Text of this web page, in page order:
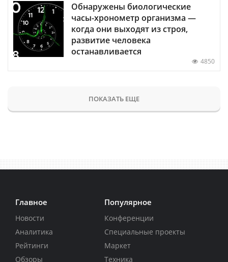
Обнаружены биологические
часы-хронометр организма —
когда они выходят из строя,
развитие человека
останавливается
4850
ПОКАЗАТЬ ЕЩЕ
Главное
Новости
Аналитика
Рейтинги
Обзоры
Популярное
Конференции
Специальные проекты
Маркет
Техника